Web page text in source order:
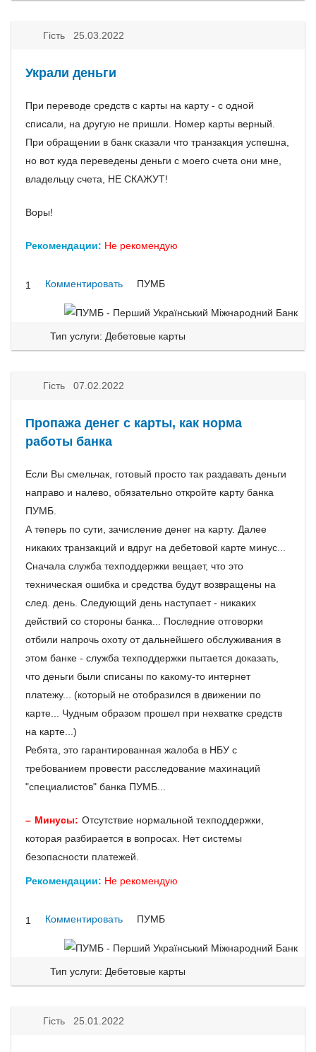
Гість 25.03.2022
Украли деньги
При переводе средств с карты на карту - с одной
списали, на другую не пришли. Номер карты верный.
При обращении в банк сказали что транзакция успешна,
но вот куда переведены деньги с моего счета они мне,
владельцу счета, НЕ СКАЖУТ!
Воры!
Рекомендации: Не рекомендую
1 Комментировать ПУМБ
Тип услуги: Дебетовые карты
Гість 07.02.2022
Пропажа денег с карты, как норма
работы банка
Если Вы смельчак, готовый просто так раздавать деньги
направо и налево, обязательно откройте карту банка
ПУМБ.
А теперь по сути, зачисление денег на карту. Далее
никаких транзакций и вдруг на дебетовой карте минус...
Сначала служба техподдержки вещает, что это
техническая ошибка и средства будут возвращены на
след. день. Следующий день наступает - никаких
действий со стороны банка... Последние отговорки
отбили напрочь охоту от дальнейшего обслуживания в
этом банке - служба техподдержки пытается доказать,
что деньги были списаны по какому-то интернет
платежу... (который не отобразился в движении по
карте... Чудным образом прошел при нехватке средств
на карте...)
Ребята, это гарантированная жалоба в НБУ с
требованием провести расследование махинаций
"специалистов" банка ПУМБ...
Минусы: Отсутствие нормальной техподдержки,
которая разбирается в вопросах. Нет системы
безопасности платежей.
Рекомендации: Не рекомендую
1 Комментировать ПУМБ
Тип услуги: Дебетовые карты
Гість 25.01.2022